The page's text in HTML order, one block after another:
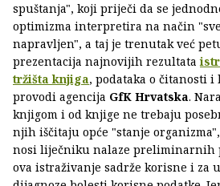
spuštanja", koji priječi da se
optimizma interpretira na način
napravljen", a taj je trenutak već
prezentacija najnovijih rezultata
tržišta knjiga, podataka o čitanosti
provodi agencija GfK Hrvatska.
knjigom i od knjige ne trebaju
njih iščitaju opće "stanje
nosi liječniku nalaze preliminarnih
ova istraživanje sadrže korisne i za